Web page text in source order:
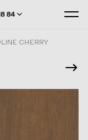
84
CHERRY